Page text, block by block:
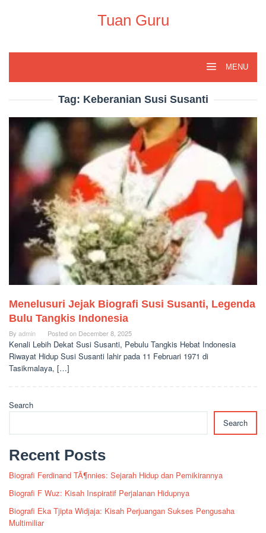
Tuan Guru
MENU
Tag: Keberanian Susi Susanti
Menelusuri Jejak Biografi Susi Susanti, Legenda
Bulu Tangkis Indonesia
By admin Posted on December 8, 2025
Kenali Lebih Dekat Susi Susanti, Pebulu Tangkis Hebat Indonesia
Riwayat Hidup Susi Susanti lahir pada 11 Februari 1971 di
Tasikmalaya, […]
Search
Search
Recent Posts
Biografi Ferdinand TÃ¶nnies: Sejarah Hidup dan Pemikirannya
Biografi F Wuz: Kisah Inspiratif Perjalanan Hidupnya
Biografi Eka Tjipta Widjaja: Kisah Perjuangan Sukses Pengusaha
Multimiliar